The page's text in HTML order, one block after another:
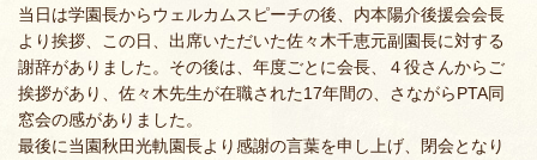
当日は学園長からウェルカムスピーチの後、内本陽介後援会会長
より挨拶、この日、出席いただいた佐々木千恵元副園長に対する
謝辞がありました。その後は、年度ごとに会長、４役さんからご
挨拶があり、佐々木先生が在職された17年間の、さながらPTA同
窓会の感がありました。
最後に当園秋田光軌園長より感謝の言葉を申し上げ、閉会となり